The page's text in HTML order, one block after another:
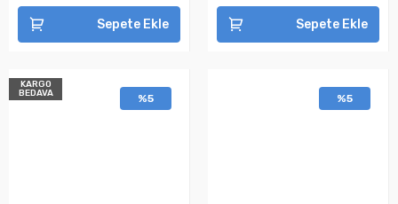
Sepete Ekle Sepete Ekle
KARGO
BEDAVA
%5 %5